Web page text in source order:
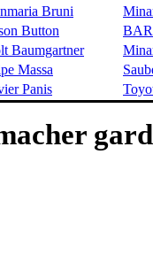
Bruni
Button BAR
Baumgartner
Massa
Panis